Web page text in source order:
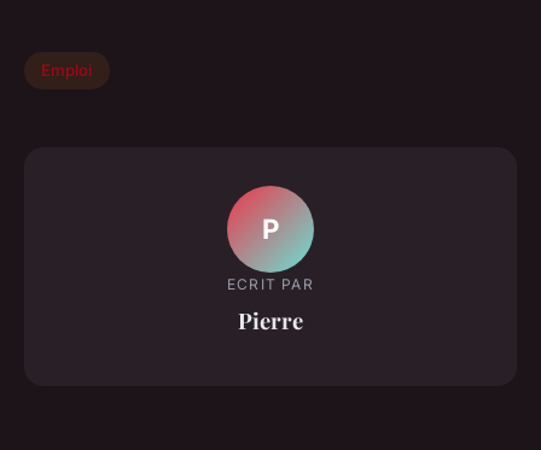
Emploi
P
ECRIT PAR
Pierre